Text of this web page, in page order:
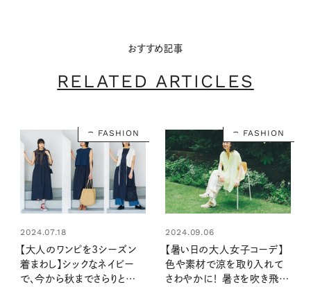
おすすめ記事
RELATED ARTICLES
FASHION
2024.07.18
【大人のワンピを3シーズン
着まわし】シックなネイビー
で、今から秋までさらりと上
FASHION
2024.09.06
【暑い日の大人女子コーデ】
色や素材で涼を取り入れて
さわやかに！ 暑さを吹き飛ば